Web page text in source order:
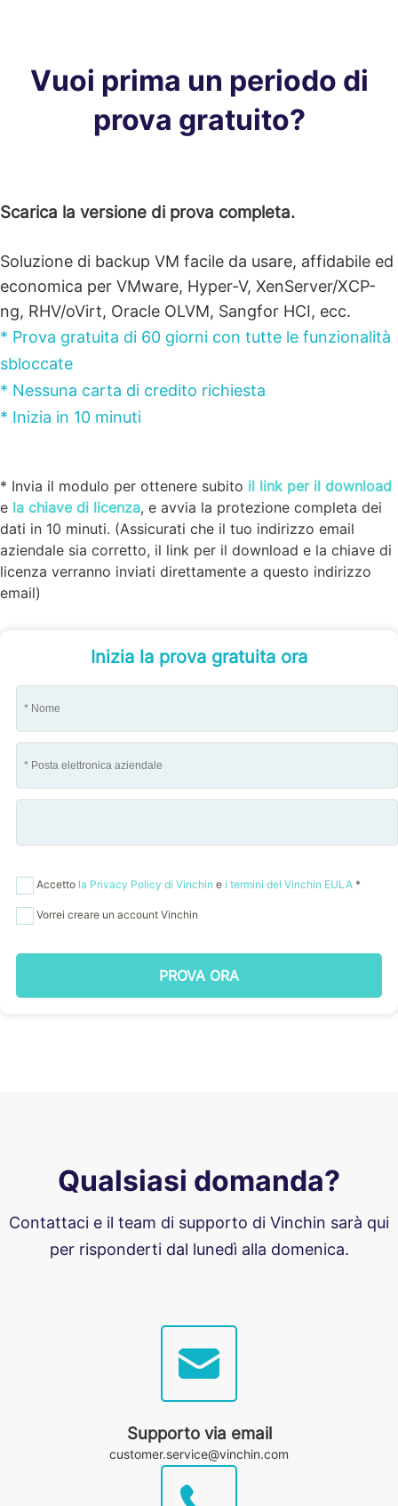
Vuoi prima un periodo di
prova gratuito?
Scarica la versione di prova completa.
Soluzione di backup VM facile da usare, affidabile ed
economica per VMware, Hyper-V, XenServer/XCP-
ng, RHV/oVirt, Oracle OLVM, Sangfor HCI, ecc.
* Prova gratuita di 60 giorni con tutte le funzionalità
sbloccate
* Nessuna carta di credito richiesta
* Inizia in 10 minuti
* Invia il modulo per ottenere subito il link per il download
e la chiave di licenza, e avvia la protezione completa dei
dati in 10 minuti. (Assicurati che il tuo indirizzo email
aziendale sia corretto, il link per il download e la chiave di
licenza verranno inviati direttamente a questo indirizzo
email)
Inizia la prova gratuita ora
Accetto la Privacy Policy di Vinchin e i termini del Vinchin EULA *
Vorrei creare un account Vinchin
PROVA ORA
Qualsiasi domanda?
Contattaci e il team di supporto di Vinchin sarà qui
per risponderti dal lunedì alla domenica.
Supporto via email
customer.service@vinchin.com